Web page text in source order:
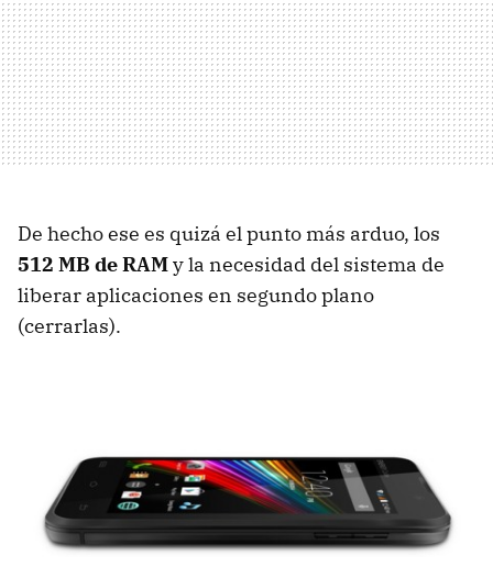
De hecho ese es quizá el punto más arduo, los
512 MB de RAMy la necesidad del sistema de
liberar aplicaciones en segundo plano
(cerrarlas).